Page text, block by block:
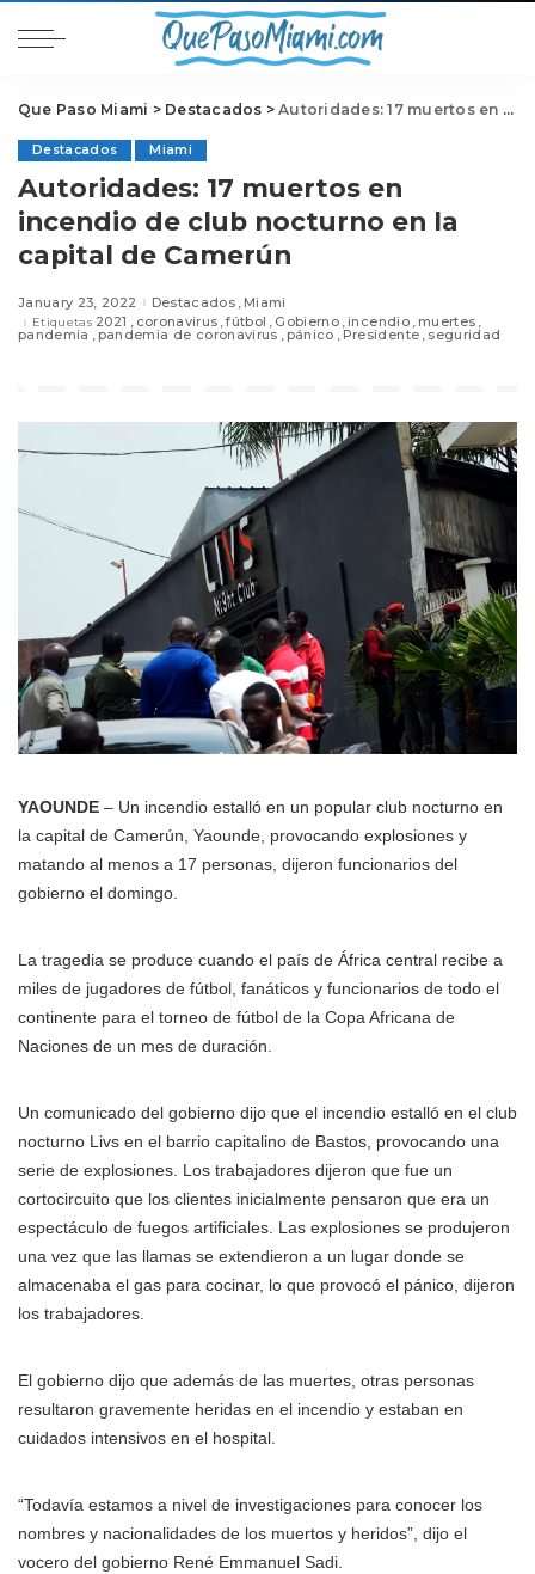
Que Paso Miami > Destacados >Autoridades: 17 muertos en incendio de club nocturno en la capital de Camerún
Destacados Miami
Autoridades: 17 muertos en
incendio de club nocturno en la
capital de Camerún
January 23, 2022 Destacados Miami
Etiquetas 2021 coronavirus fútbol Gobierno incendio muertes
pandemia pandemia de coronavirus pánico Presidente seguridad
YAOUNDE – Un incendio estalló en un popular club nocturno en
la capital de Camerún, Yaounde, provocando explosiones y
matando al menos a 17 personas, dijeron funcionarios del
gobierno el domingo.
La tragedia se produce cuando el país de África central recibe a
miles de jugadores de fútbol, fanáticos y funcionarios de todo el
continente para el torneo de fútbol de la Copa Africana de
Naciones de un mes de duración.
Un comunicado del gobierno dijo que el incendio estalló en el club
nocturno Livs en el barrio capitalino de Bastos, provocando una
serie de explosiones. Los trabajadores dijeron que fue un
cortocircuito que los clientes inicialmente pensaron que era un
espectáculo de fuegos artificiales. Las explosiones se produjeron
una vez que las llamas se extendieron a un lugar donde se
almacenaba el gas para cocinar, lo que provocó el pánico, dijeron
los trabajadores.
El gobierno dijo que además de las muertes, otras personas
resultaron gravemente heridas en el incendio y estaban en
cuidados intensivos en el hospital.
“Todavía estamos a nivel de investigaciones para conocer los
nombres y nacionalidades de los muertos y heridos”, dijo el
vocero del gobierno René Emmanuel Sadi.